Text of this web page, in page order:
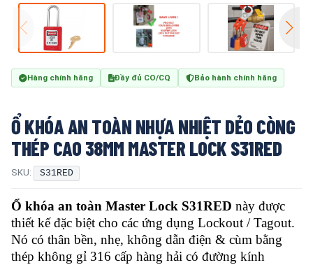
Hàng chính hãng Đầy đủ CO/CQ Bảo hành chính hãng
Ổ KHÓA AN TOÀN NHỰA NHIỆT DẺO CÒNG
THÉP CAO 38MM MASTER LOCK S31RED
SKU: S31RED
Ổ khóa an toàn Master Lock S31RED này được
thiết kế đặc biệt cho các ứng dụng Lockout / Tagout.
Nó có thân bền, nhẹ, không dẫn điện & cùm bằng
thép không gỉ 316 cấp hàng hải có đường kính